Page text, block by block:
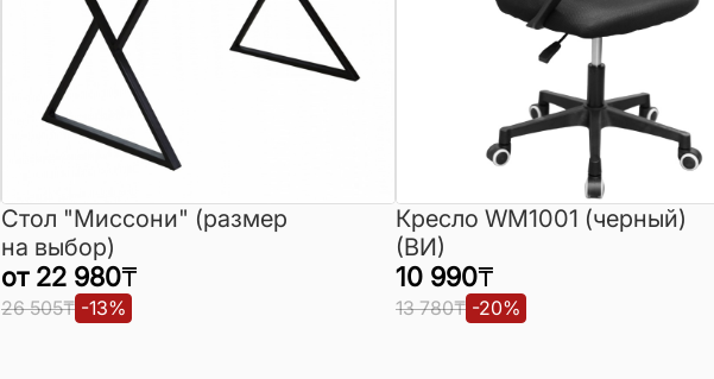
Стол "Миссони" (размер
на выбор)
от 22 980₸
26 505₸ -13%
Кресло WM1001 (черный)
(ВИ)
10 990₸
13 780₸ -20%